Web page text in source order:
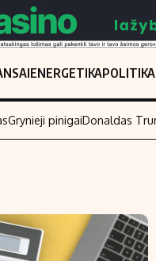
ENERGETIKAPOLITIKA
Nedarbo
Indėliai
Grynieji pinigaiDonaldas